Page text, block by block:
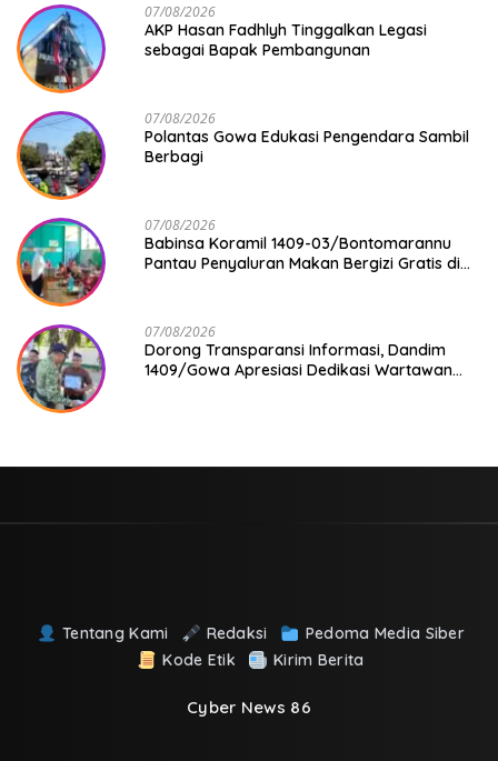
07/08/2026
AKP Hasan Fadhlyh Tinggalkan Legasi
sebagai Bapak Pembangunan
07/08/2026
Polantas Gowa Edukasi Pengendara Sambil
Berbagi
07/08/2026
Babinsa Koramil 1409-03/Bontomarannu
Pantau Penyaluran Makan Bergizi Gratis di
07/08/2026
Dorong Transparansi Informasi, Dandim
1409/Gowa Apresiasi Dedikasi Wartawan
Tentang Kami Redaksi
Pedoma Media Siber
Kode Etik
Kirim Berita
Cyber News 86